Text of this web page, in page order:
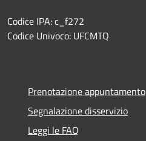
Codice IPA: c_f272
Codice Univoco: UFCMTQ
Prenotazione appuntamento
Segnalazione disservizio
Leggi le FAQ